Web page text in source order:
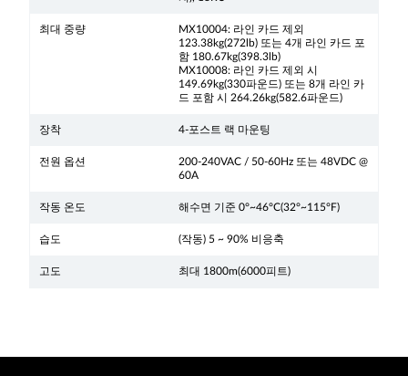
최대 중량
MX10004: 라인 카드 제외
123.38kg(272lb) 또는 4개 라인 카드 포
함 180.67kg(398.3lb)
MX10008: 라인 카드 제외 시
149.69kg(330파운드) 또는 8개 라인 카
드 포함 시 264.26kg(582.6파운드)
장착 4-포스트 랙 마운팅
전원 옵션
200-240VAC / 50-60Hz 또는 48VDC @
60A
작동 온도 해수면 기준 0°~46°C(32°~115°F)
습도 (작동) 5 ~ 90% 비응축
고도 최대 1800m(6000피트)